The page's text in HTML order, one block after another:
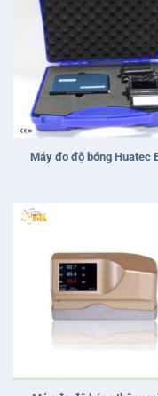
Máy đo độ bóng thông
Huatec 1503
THÔNG TIN
HANNA VIỆT NAM
Điện thoại: 028. 668 357
Hotline: +84947778884
E-mail: info@tktech.vn
Địa chỉ: 232/14 Đường